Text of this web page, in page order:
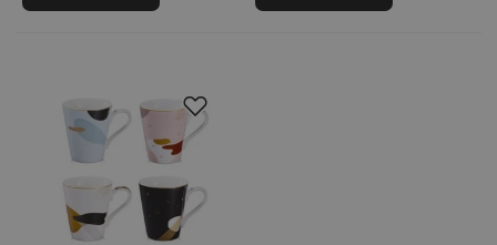
shopsys_abc www.tescoma.sk